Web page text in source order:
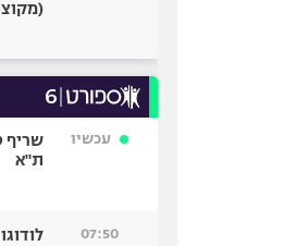
(מקוצר
עכשיו
שריף
ת"א
07:50